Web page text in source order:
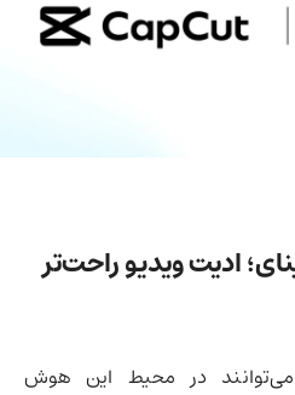
ادیت ویدیو راحت‌تر
می‌توانند در محیط این هوش